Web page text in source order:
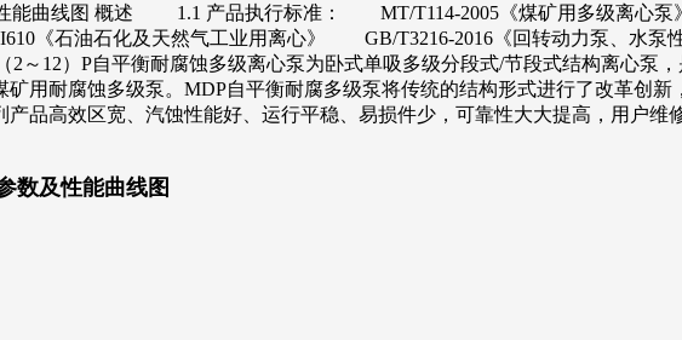
性能曲线图 概述 1.1 产品执行标准： MT/T114-2005《煤矿用多级离心
《石油石化及天然气工业用离心》 GB/T3216-2016《回转动力泵、水泵
12）P自平衡耐腐蚀多级离心泵为卧式单吸多级分段式/节段式结构离心泵
用耐腐蚀多级泵。MDP自平衡耐腐多级泵将传统的结构形式进行了改革创
品高效区宽、汽蚀性能好、运行平稳、易损件少，可靠性大大提高，用户维
数及性能曲线图